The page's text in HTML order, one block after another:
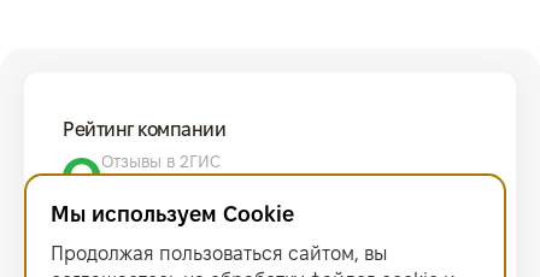
Рейтинг компании
Отзывы в 2ГИС
Отзывы на Авито
Отзывы на Яндекс
Мы используем Cookie
Продолжая пользоваться сайтом, вы